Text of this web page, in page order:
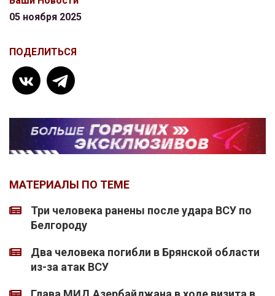
05 ноября 2025
ПОДЕЛИТЬСЯ
МАТЕРИАЛЫ ПО ТЕМЕ
Три человека ранены после удара ВСУ по
Белгороду
Два человека погибли в Брянской области
из-за атак ВСУ